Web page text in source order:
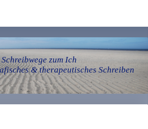
Schreibwege zum Ich
& therapeutisches Schreiben